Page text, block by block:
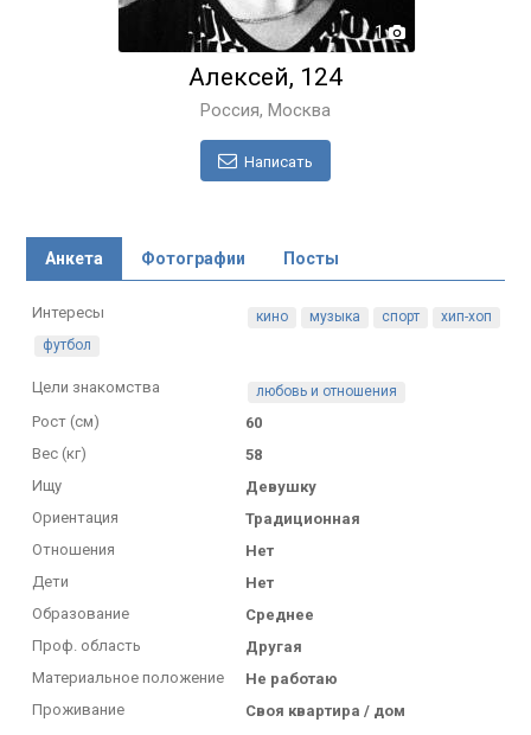
1
Алексей, 124
Россия, Москва
Написать
Анкета Фотографии Посты
Интересы кино музыка спорт
хип-хоп
футбол
Цели знакомства любовь и отношения
Рост (см)
60
Вес (кг)
58
Ищу
Девушку
Ориентация
Традиционная
Отношения
Нет
Дети
Нет
Образование
Среднее
Проф. область
Другая
Материальное положение
Не работаю
Проживание
Своя квартира / дом